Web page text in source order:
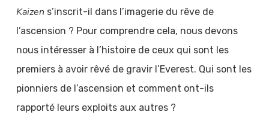
Kaizen s’inscrit-il dans l’imagerie du rêve de
l’ascension ? Pour comprendre cela, nous devons
nous intéresser à l’histoire de ceux qui sont les
premiers à avoir rêvé de gravir l’Everest. Qui sont les
pionniers de l’ascension et comment ont-ils
rapporté leurs exploits aux autres ?